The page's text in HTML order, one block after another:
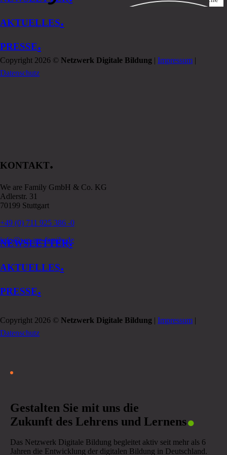
AKTUELLES.
PRESSE.
Copyright 2026 © Netzwerk Digitale Bildung | Impressum |
Datenschutz
KONTAKT.
We are Family GmbH & Co. KG
Adlerstr. 31
70199 Stuttgart
+49 (0) 711 925 386 -0
info@we-are-family.de
NEWSLETTER.
AKTUELLES.
PRESSE.
Copyright 2026 © Netzwerk Digitale Bildung | Impressum |
Datenschutz
Gestalten Sie mit uns die
Zukunft des Lehrens und Lernens.
Das Netzwerk Digitale Bildung begleitet aktiv seit mehr als 6
Jahren die Entwicklung der digitalen Bildung in Deutschland.